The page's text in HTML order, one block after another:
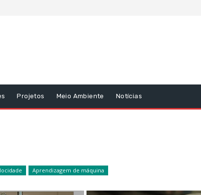
Projetos Meio Ambiente Notícias
Aprendizagem de máquina